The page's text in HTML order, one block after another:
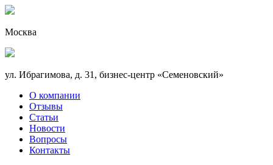
Москва
ул. Ибрагимова, д. 31, бизнес-центр «Семеновский»
О компании
Отзывы
Статьи
Новости
Вопросы
Контакты